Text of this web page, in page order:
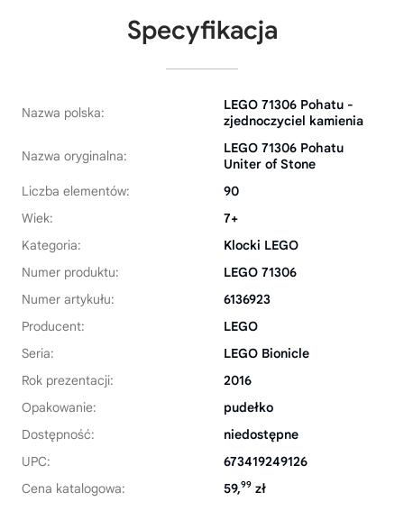
Specyfikacja
Nazwa polska:
LEGO 71306 Pohatu -
zjednoczyciel kamienia
Nazwa oryginalna:
LEGO 71306 Pohatu
Uniter of Stone
Liczba elementów:
90
Wiek:
7+
Kategoria:
Klocki LEGO
Numer produktu:
LEGO 71306
Numer artykułu:
6136923
Producent:
LEGO
Seria:
LEGO Bionicle
Rok prezentacji:
2016
Opakowanie:
pudełko
Dostępność:
niedostępne
UPC:
673419249126
Cena katalogowa:
59,99 zł